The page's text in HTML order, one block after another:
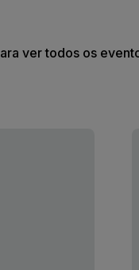
ver todos os